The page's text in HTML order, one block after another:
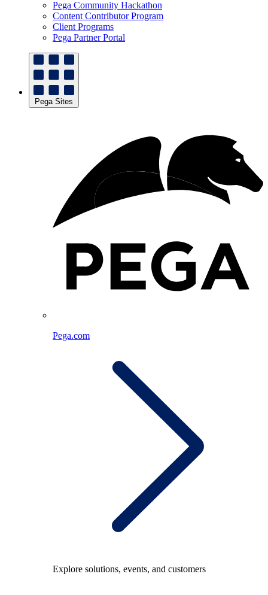
Pega Community Hackathon
Content Contributor Program
Client Programs
Pega Partner Portal
Pega Sites
Pega.com
Explore solutions, events, and customers